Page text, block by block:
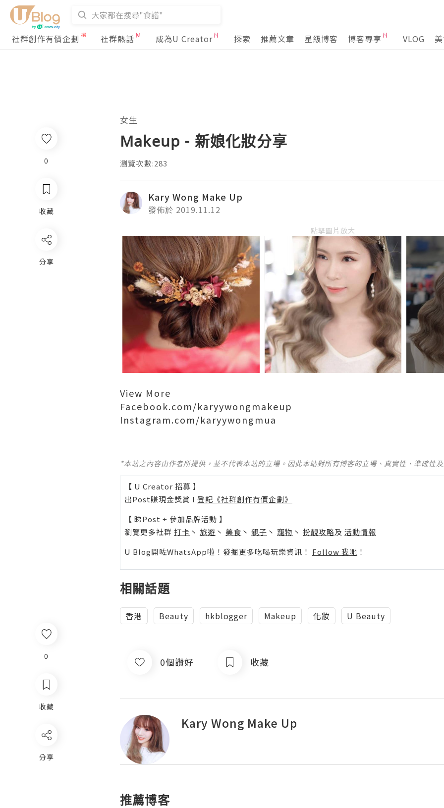
社群創作有價企劃 社群熱話 成為U Creator 探索 推薦文章 星級博客 博客專享 VLOG
0
收藏
分享
女生
Makeup - 新娘化妝分享
瀏覽次數:283
Kary Wong Make Up
發佈於 2019.11.12
點擊圖片放大
View More
Facebook.com/karyywongmakeup
Instagram.com/karyywongmua
*本站之內容由作者所提供，並不代表本站的立場。因此本站對所有博客的立場、真實性、準確性
【 U Creator 招募 】
出Post賺現金獎賞 l 登記《社群創作有價企劃》
【 睇Post + 參加品牌活動 】
瀏覽更多社群 打卡 丶 旅遊 丶 美食 丶 親子 丶 寵物 丶 扮靚攻略及 活動情報
U Blog開咗WhatsApp啦！發掘更多吃喝玩樂資訊！ Follow 我哋 ！
相關話題
香港 Beauty hkblogger Makeup 化妝 U Beauty
0個讚好 收藏
Kary Wong Make Up
推薦博客
0
收藏
分享